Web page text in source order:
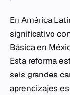
En América
significativo
Básica en
Esta reforma
seis grandes
aprendizajes